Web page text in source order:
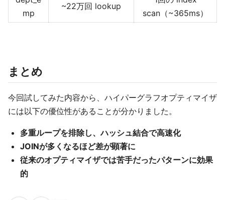
mp
~22万回 lookup
scan（~365ms）
まとめ
今回試してみた内容から、ハイパーグラフオプティマイザ
には以下の優位性があることが分かりました。
多重ループを排除し、ハッシュ結合で高速化
JOINが多くなるほど差が顕著に
従来のオプティマイザでは苦手だったパターンに効果
的